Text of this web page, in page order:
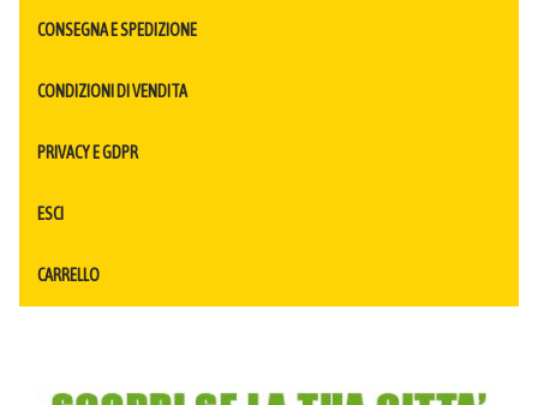
CONSEGNA E SPEDIZIONE
CONDIZIONI DI VENDITA
PRIVACY E GDPR
ESCI
CARRELLO